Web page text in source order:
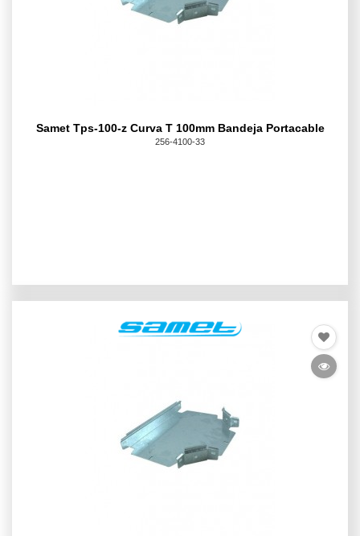
Samet Tps-100-z Curva T 100mm Bandeja Portacable
256-4100-33